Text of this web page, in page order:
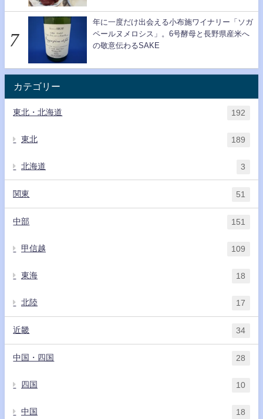
年に一度だけ出会える小布施ワイナリー「ソガ
ペールヌメロシス」。6号酵母と長野県産米へ
の敬意伝わるSAKE
カテゴリー
東北・北海道 192
東北 189
北海道 3
関東 51
中部 151
甲信越 109
東海 18
北陸 17
近畿 34
中国・四国 28
四国 10
中国 18